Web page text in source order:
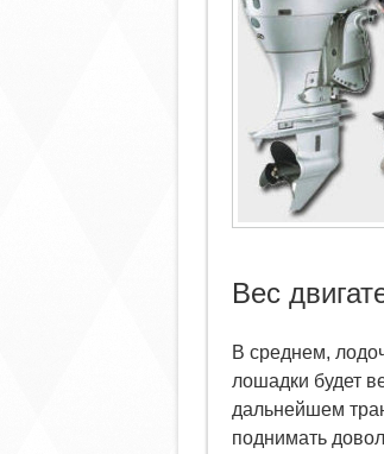
Вес
В среднем,
лошадки будет
дальнейшем
поднимать